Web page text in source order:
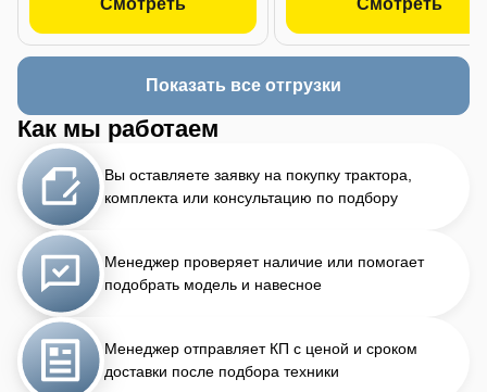
Смотреть Смотреть
Показать все отгрузки
Как мы работаем
Вы оставляете заявку на покупку трактора,
комплекта или консультацию по подбору
Менеджер проверяет наличие или помогает
подобрать модель и навесное
Менеджер отправляет КП с ценой и сроком
доставки после подбора техники